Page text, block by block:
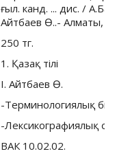
ғыл. канд. ... дис. /
Айтбаев Ө..- Алматы,
250 тг.
1. Қазақ тiлi
I. Айтбаев Ө.
-Терминологиялық
-Лексикографиялық
ВАК 10.02.02.